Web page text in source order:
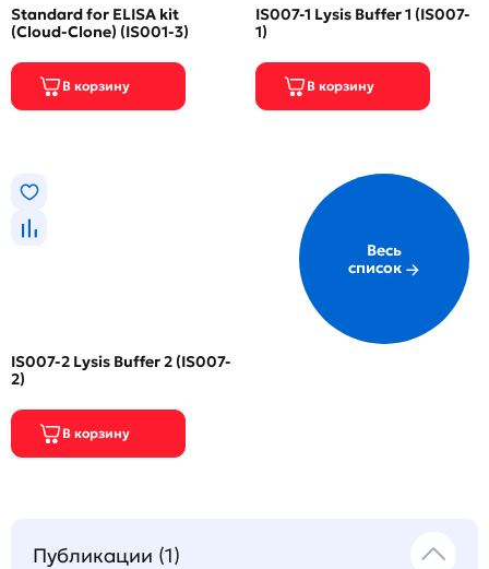
Standard for ELISA kit
(Cloud-Clone) (IS001-3)
IS007-1 Lysis Buffer 1 (IS007-
1)
IS007-2 Lysis Buffer 2 (IS007-
2)
Весь
список
Публикации (1)